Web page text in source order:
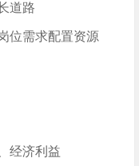
道路
位需求配置资源
经济利益